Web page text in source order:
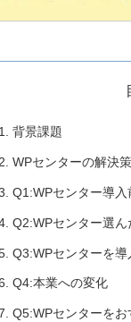
背景課題
WPセンターの解決策
Q1:WPセンター導
Q2:WPセンター選ん
Q3:WPセンターを
Q4:本業への変化
Q5:WPセンターをお